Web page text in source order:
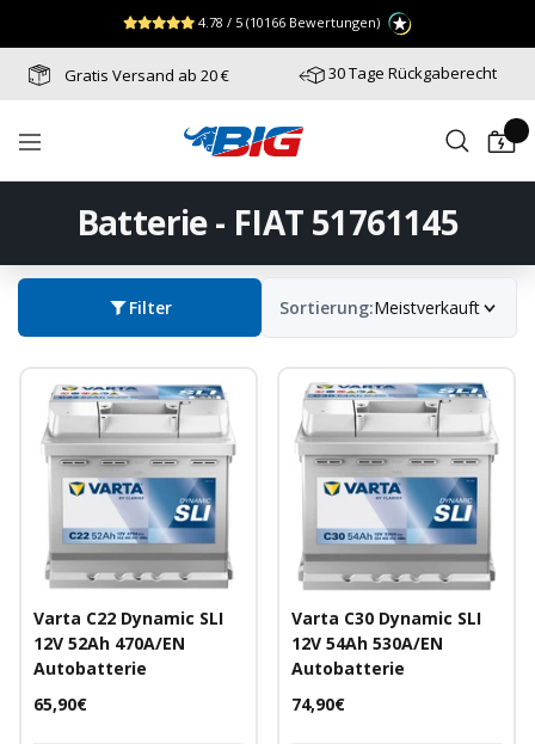
Zum Menü springen
Fußzeile springen
Barrierefreiheits-Widget öffnen
Inhalt
4.78 / 5 (10166 Bewertungen)
Gratis Versand ab 20 € 30 Tage Rückgaberecht
Navigation
Batterie-
Batterie - FIAT 51761145
Filter Sortierung:Meistverkauft
Varta C22 Dynamic SLI
12V 52Ah 470A/EN
Autobatterie
Angebotspreis
65,90€
Varta C30 Dynamic SLI
12V 54Ah 530A/EN
Autobatterie
Angebotspreis
74,90€